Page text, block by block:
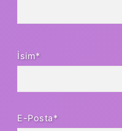
İsim*
E-Posta*